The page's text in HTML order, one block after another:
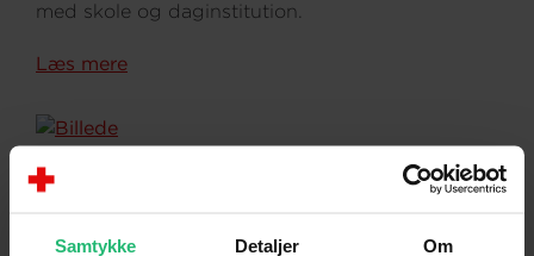
Samtykke Detaljer Om
med skole og daginstitution.
Læs mere